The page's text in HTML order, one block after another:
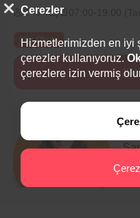
2 -6 Yaş
Yaz Okulu
Çerezler
Hizmetlerimizden en iyi
çerezler kullanıyoruz.
çerezlere izin vermiş